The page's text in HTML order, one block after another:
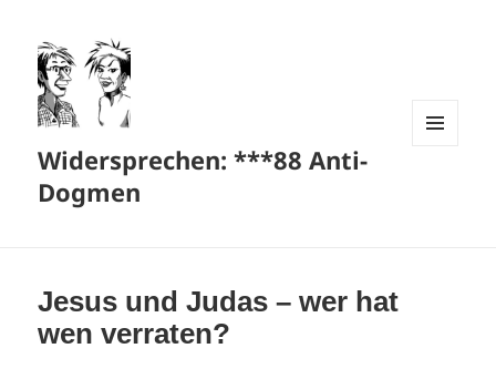
Widersprechen: ***88 Anti-
Dogmen
Jesus und Judas – wer hat
wen verraten?